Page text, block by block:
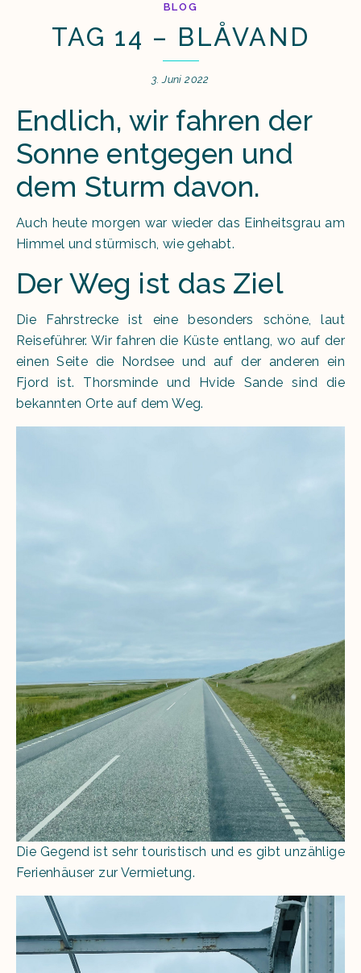
BLOG
TAG 14 – BLÅVAND
3. Juni 2022
Endlich, wir fahren der
Sonne entgegen und
dem Sturm davon.
Auch heute morgen war wieder das Einheitsgrau am
Himmel und stürmisch, wie gehabt.
Der Weg ist das Ziel
Die Fahrstrecke ist eine besonders schöne, laut
Reiseführer. Wir fahren die Küste entlang, wo auf der
einen Seite die Nordsee und auf der anderen ein
Fjord ist. Thorsminde und Hvide Sande sind die
bekannten Orte auf dem Weg.
Die Gegend ist sehr touristisch und es gibt unzählige
Ferienhäuser zur Vermietung.